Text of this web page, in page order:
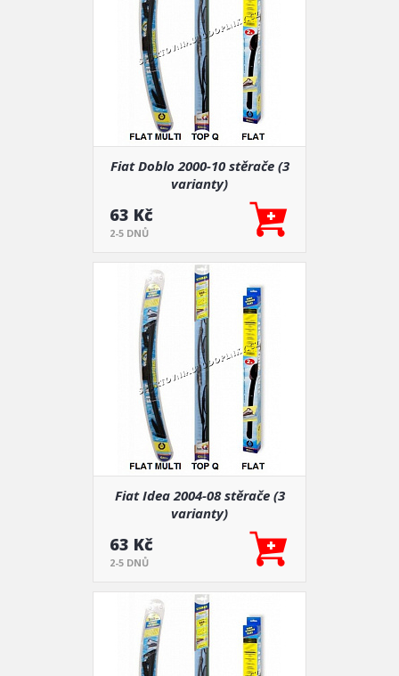
Fiat Doblo 2000-10 stěrače (3
varianty)
63 Kč
2-5 DNŮ
Fiat Idea 2004-08 stěrače (3
varianty)
63 Kč
2-5 DNŮ